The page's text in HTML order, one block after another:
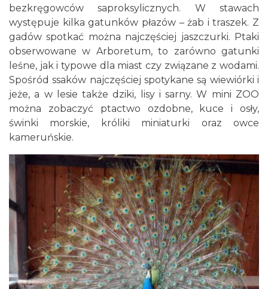
bezkręgowców saproksylicznych. W stawach
występuje kilka gatunków płazów – żab i traszek. Z
gadów spotkać można najczęściej jaszczurki. Ptaki
obserwowane w Arboretum, to zarówno gatunki
leśne, jak i typowe dla miast czy związane z wodami.
Spośród ssaków najczęściej spotykane są wiewiórki i
jeże, a w lesie także dziki, lisy i sarny. W mini ZOO
można zobaczyć ptactwo ozdobne, kuce i osły,
świnki morskie, króliki miniaturki oraz owce
kameruńskie.